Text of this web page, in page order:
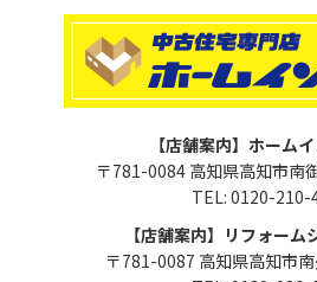
【店舗案内】ホーム
〒781-0084 高知県高知市南
TEL: 0120-210-
【店舗案内】リフォーム
〒781-0087 高知県高知市